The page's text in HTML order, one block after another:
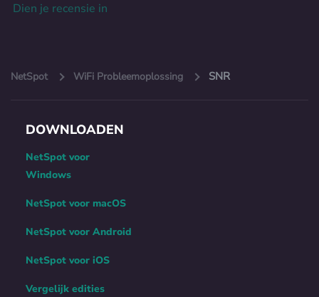
Dien je recensie in
NetSpot WiFi Probleemoplossing SNR
DOWNLOADEN
NetSpot voor
Windows
NetSpot voor macOS
NetSpot voor Android
NetSpot voor iOS
Vergelijk edities